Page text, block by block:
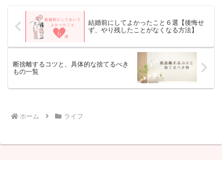
結婚前にしてよかったこと６選【後悔せ
ず、やり残したことがなくなる方法】
断捨離するコツと、具体的な捨てるべき
もの一覧
ホーム ライフ